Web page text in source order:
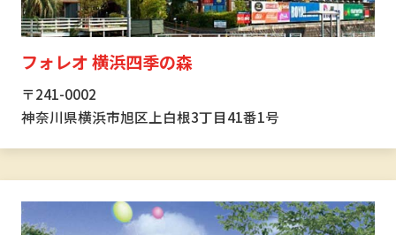
フォレオ 横浜四季の森
〒241-0002
神奈川県横浜市旭区上白根3丁目41番1号